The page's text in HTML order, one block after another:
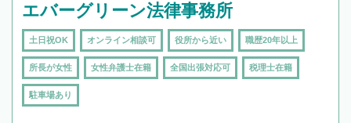
エバーグリーン法律事務所
土日祝OK オンライン相談可 役所から近い 職歴20年以上
所長が女性 女性弁護士在籍 全国出張対応可 税理士在籍
駐車場あり